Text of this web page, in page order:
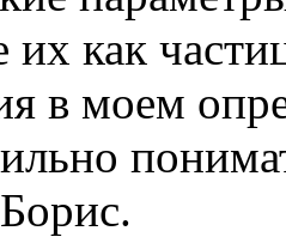
их как
в моем